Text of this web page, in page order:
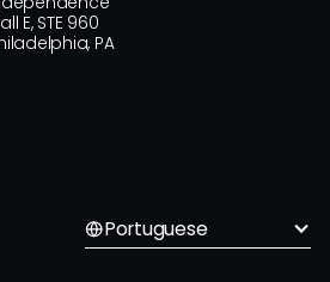
E, STE 960
PA
Portuguese